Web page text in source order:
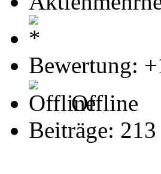
Bewertung:
Offline
Beiträge: 213